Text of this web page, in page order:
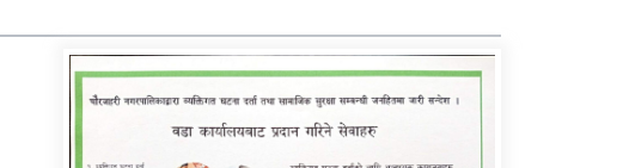
मुख्यमन्त्री कँडेलले बिहीबार
विश्वासको मत लिने